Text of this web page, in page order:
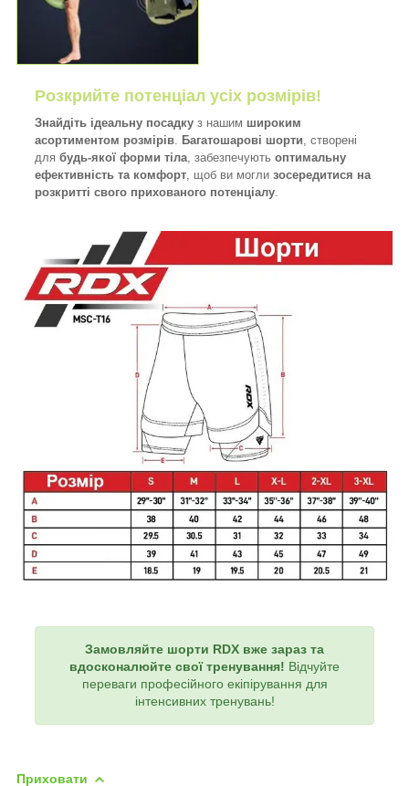
Розкрийте потенціал усіх розмірів!
Знайдіть ідеальну посадку з нашим широким
асортиментом розмірів
Багатошарові шорти , створені
для будь-якої форми тіла , забезпечують оптимальну
ефективність та комфорт , щоб ви могли зосередитися на
розкритті свого прихованого потенціалу
Замовляйте шорти RDX вже зараз та
вдосконалюйте свої тренування! Відчуйте
переваги професійного екіпірування для
інтенсивних тренувань!
Приховати